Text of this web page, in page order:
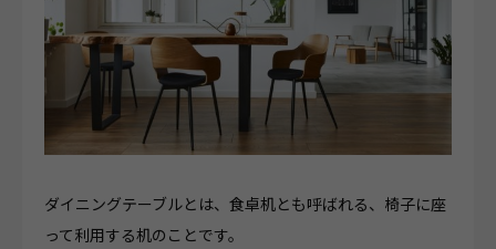
ダイニングテーブルとは、食卓机とも呼ばれる、椅子に座
って利用する机のことです。